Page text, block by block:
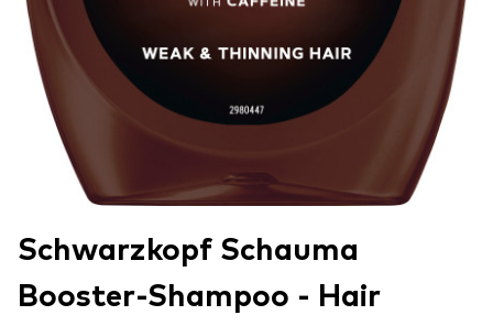
Schwarzkopf Schauma
Booster-Shampoo - Hair